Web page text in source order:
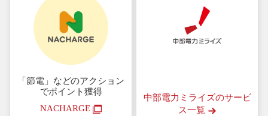
「節電」などのアクション
でポイント獲得
NACHARGE
中部電力ミライズのサービ
ス一覧